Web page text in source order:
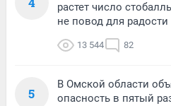
растет число
не повод для радости
13 544 82
5
В Омской области
опасность в пятый